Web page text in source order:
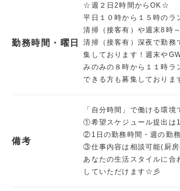
勤務時間・曜日
☆週２日2時間からOK☆
平日１０時から１５時のラ
清掃（接客有）や週末8時
清掃（接客有）深夜で勤務
集しております！週末や
みのみの８時から１１時ラ
できる方も募集しており
備考
「自分時間」で働ける環境
①希望スケジュール提出は
②1日の勤務時間・週の勤
③仕事内容は相談可能(厨
あなたの生活スタイルに合
していただけます☆彡